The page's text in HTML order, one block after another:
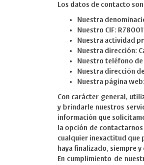
Los datos de contacto
Nuestra
Nuestro CIF:
Nuestra actividad
Nuestra dirección:
Nuestro teléfono
Nuestra dirección
Nuestra página web:
Con carácter general,
y brindarle nuestros
información que
la opción de
cualquier inexactitud que
haya finalizado, siempre
En cumplimiento de